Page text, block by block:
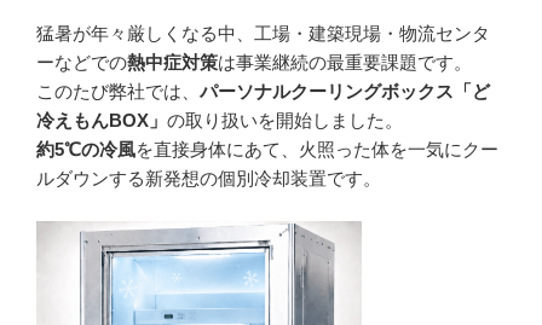
猛暑が年々厳しくなる中、工場・建築現場・物流センタ
ーなどでの熱中症対策は事業継続の最重要課題です。
このたび弊社では、 パーソナルクーリングボックス「ど
冷えもんBOX」 の取り扱いを開始しました。
約5℃の冷風を直接身体にあて、火照った体を一気にクー
ルダウンする新発想の個別冷却装置です。